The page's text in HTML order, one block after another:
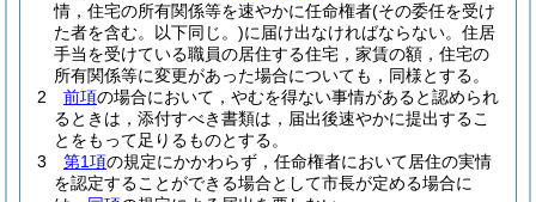
情，住宅の所有関係等を速やかに任命権者(その委任を受け
た者を含む。以下同じ。)に届け出なければならない。 住居
手当を受けている職員の居住する住宅，家賃の額，住宅の
所有関係等に変更があった場合についても，同様とする。
2
前項の場合において，やむを得ない事情があると認められ
るときは，添付すべき書類は，届出後速やかに提出するこ
とをもって足りるものとする。
3
第1項の規定にかかわらず，任命権者において居住の実情
を認定することができる場合として市長が定める場合に